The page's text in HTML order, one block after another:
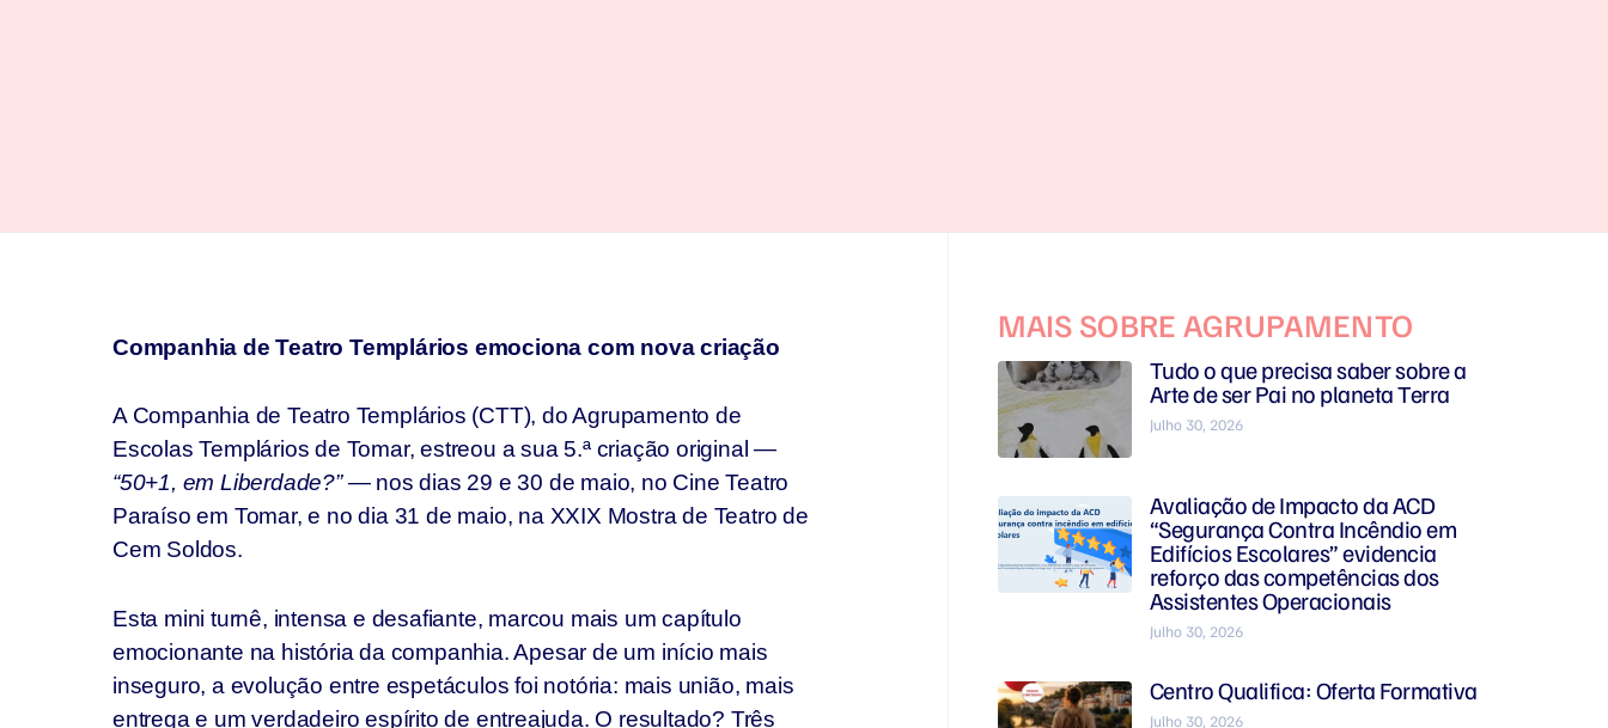
Companhia de Teatro Templários emociona com nova criação
A Companhia de Teatro Templários (CTT), do Agrupamento de
Escolas Templários de Tomar, estreou a sua 5.ª criação original —
“50+1, em Liberdade?”— nos dias 29 e 30 de maio, no Cine Teatro
Paraíso em Tomar, e no dia 31 de maio, na XXIX Mostra de Teatro de
Cem Soldos.
Esta mini turnê, intensa e desafiante, marcou mais um capítulo
emocionante na história da companhia. Apesar de um início mais
inseguro, a evolução entre espetáculos foi notória: mais união, mais
entrega e um verdadeiro espírito de entreajuda. O resultado? Três
MAIS SOBRE AGRUPAMENTO
Tudo o que precisa saber sobre a
Arte de ser Pai no planeta Terra
Julho 30, 2026
Avaliação de Impacto da ACD
“Segurança Contra Incêndio em
Edifícios Escolares” evidencia
reforço das competências dos
Assistentes Operacionais
Julho 30, 2026
Centro Qualifica: Oferta Formativa
Julho 30, 2026